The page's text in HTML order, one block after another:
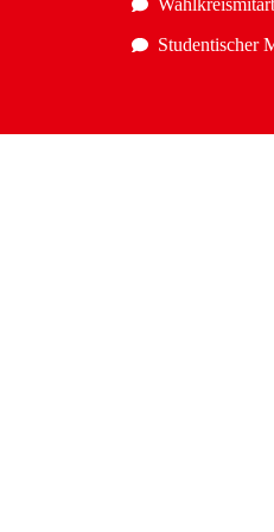
Studentischer